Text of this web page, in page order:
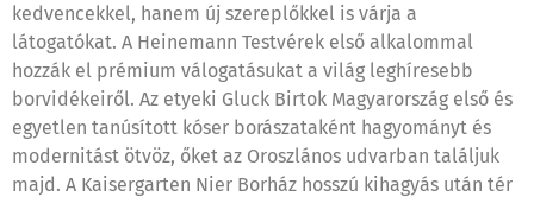
kedvencekkel, hanem új szereplőkkel is várja a
látogatókat. A Heinemann Testvérek első alkalommal
hozzák el prémium válogatásukat a világ leghíresebb
borvidékeiről. Az etyeki Gluck Birtok Magyarország első és
egyetlen tanúsított kóser borászataként hagyományt és
modernitást ötvöz, őket az Oroszlános udvarban találjuk
majd. A Kaisergarten Nier Borház hosszú kihagyás után tér